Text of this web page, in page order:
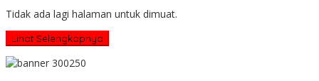
Tidak ada lagi halaman untuk dimuat.
Lihat Selengkapnya